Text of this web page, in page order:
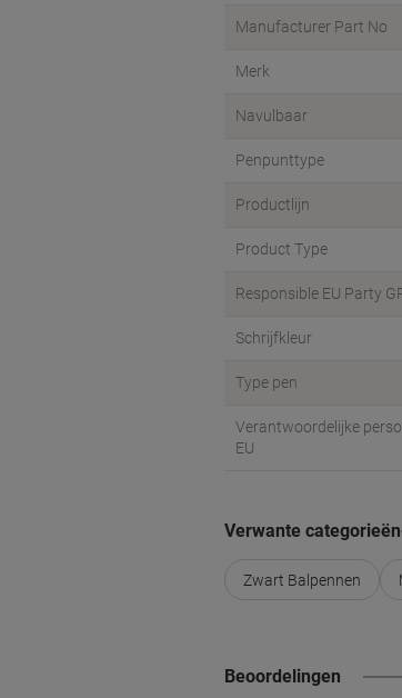
Manufacturer Part No
Merk
Navulbaar
Penpunttype
Productlijn
Product Type
Responsible EU Party
Schrijfkleur
Type pen
Verantwoordelijke
EU
Verwante categorieën
Zwart Balpennen
Beoordelingen